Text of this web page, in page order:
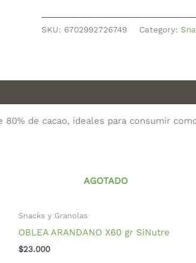
SKU: 6702992726749 Category:
de cacao, ideales para consumir
AGOTADO
Snacks y Granolas
OBLEA ARANDANO X60 gr SiNutre
$23.000